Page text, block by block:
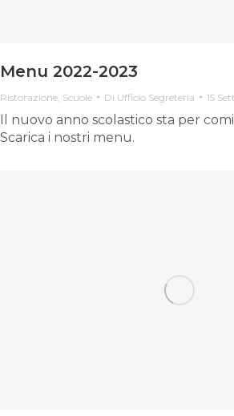
Menu 2022-2023
Ristorazione Scuole Di Ufficio Segreteria 15
Il nuovo anno scolastico sta per
Scarica i nostri menu.